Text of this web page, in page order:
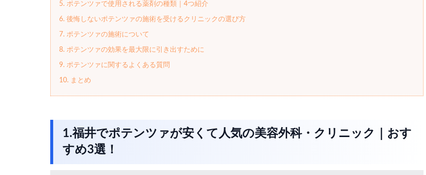
5. ポテンツァで使用される薬剤の種類｜4つ紹介
6. 後悔しないポテンツァの施術を受けるクリニックの選び方
7. ポテンツァの施術について
8. ポテンツァの効果を最大限に引き出すために
9. ポテンツァに関するよくある質問
10. まとめ
1.福井でポテンツァが安くて人気の美容外科・クリニック｜おす
すめ3選！